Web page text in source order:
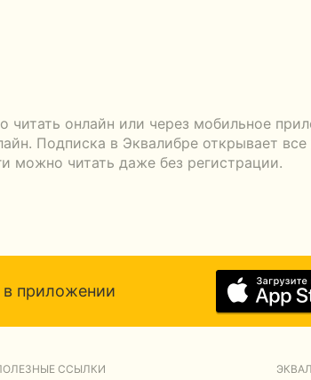
читать онлайн или через мобильное
Подписка в Эквалибре открывает
можно читать даже без регистрации.
в приложении
ССЫЛКИ